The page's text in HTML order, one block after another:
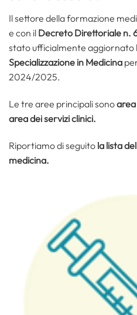
Il settore della formazione
e con il Decreto Direttoriale n.
stato ufficialmente aggiornato
Specializzazione in Medicina
2024/2025.
Le tre aree principali sono
area dei servizi clinici.
Riportiamo di seguito la lista
medicina.